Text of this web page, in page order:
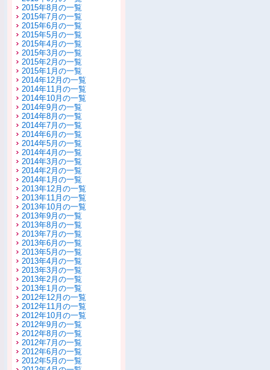
2015年8月の一覧
2015年7月の一覧
2015年6月の一覧
2015年5月の一覧
2015年4月の一覧
2015年3月の一覧
2015年2月の一覧
2015年1月の一覧
2014年12月の一覧
2014年11月の一覧
2014年10月の一覧
2014年9月の一覧
2014年8月の一覧
2014年7月の一覧
2014年6月の一覧
2014年5月の一覧
2014年4月の一覧
2014年3月の一覧
2014年2月の一覧
2014年1月の一覧
2013年12月の一覧
2013年11月の一覧
2013年10月の一覧
2013年9月の一覧
2013年8月の一覧
2013年7月の一覧
2013年6月の一覧
2013年5月の一覧
2013年4月の一覧
2013年3月の一覧
2013年2月の一覧
2013年1月の一覧
2012年12月の一覧
2012年11月の一覧
2012年10月の一覧
2012年9月の一覧
2012年8月の一覧
2012年7月の一覧
2012年6月の一覧
2012年5月の一覧